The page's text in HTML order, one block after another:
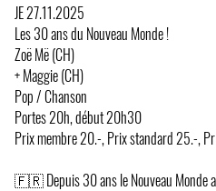
JE 27.11.2025
Les 30 ans du Nouveau Monde !
Zoë Më (CH)
+ Maggie (CH)
Pop / Chanson
Portes 20h, début 20h30
Prix membre 20.-, Prix standard 25.-,
🇫🇷 Depuis 30 ans le Nouveau Monde a